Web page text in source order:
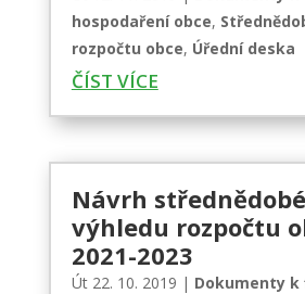
hospodaření obce,
rozpočtu obce, Úřední deska
ČÍST VÍCE
Návrh
výhledu rozpočtu
2021-2023
Út 22. 10. 2019 | Dokumenty k